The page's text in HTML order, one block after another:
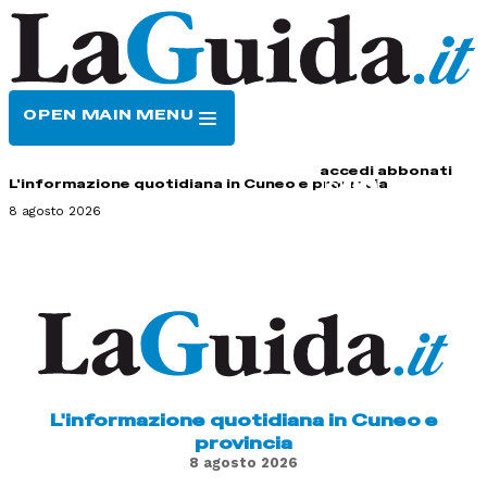
OPEN MAIN MENU
accedi abbonati
L'informazione quotidiana in Cuneo e provincia
8 agosto 2026
L'informazione quotidiana in Cuneo e
provincia
8 agosto 2026